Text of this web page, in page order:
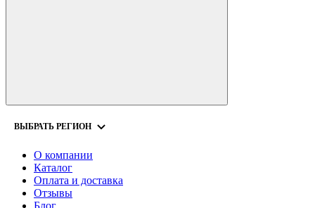
ВЫБРАТЬ РЕГИОН
О компании
Каталог
Оплата и доставка
Отзывы
Блог